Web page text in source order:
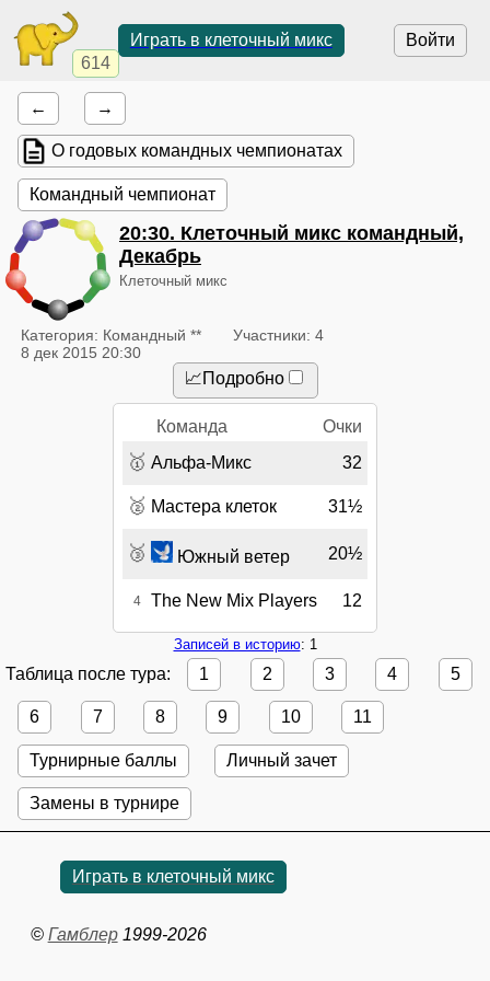
614
Войти
Играть в клеточный микс
← →
О годовых командных чемпионатах
Командный чемпионат
20:30. Клеточный микс командный,
Декабрь
Клеточный микс
Категория: Командный **
Участники: 4
8 дек 2015 20:30
📈Подробно
Команда Очки
🥇 Альфа-Микс 32
🥈 Мастера клеток 31½
🥉 Южный ветер 20½
4 The New Mix Players 12
Записей в историю: 1
Таблица после тура: 1 2 3 4 5
6 7 8 9 10 11
Турнирные баллы Личный зачет
Замены в турнире
Играть в клеточный микс
© Гамблер1999-2026